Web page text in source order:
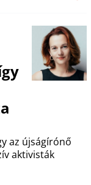
az újságírónő
aktivisták